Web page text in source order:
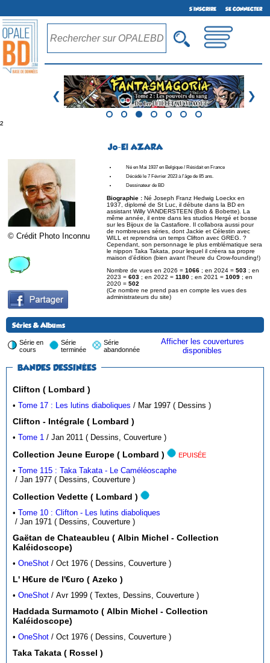
S'INSCRIRE SE CONNECTER
❮ ❯
²
Jo-El AZARA
© Crédit Photo Inconnu
Né en Mai 1937 en Belgique / Résidait en France
Décédé le 7 Février 2023 à l'âge de 85 ans.
Dessinateur de BD
Biographie : Né Joseph Franz Hedwig Loeckx en
1937, diplomé de St Luc, il débute dans la BD en
assistant Willy VANDERSTEEN (Bob & Bobette). La
même année, il entre dans les studios Hergé et bosse
sur les Bijoux de la Castafiore. Il collabora aussi pour
de nombreuses séries, dont Jackie et Célestin avec
WILL et reprendra un temps Clifton avec GREG. ?
Cependant, son personnage le plus emblématique sera
le nippon Taka Takata, pour lequel il créera sa propre
maison d’édition (bien avant l’heure du Crow-founding!)
Nombre de vues en 2026 = 1066 ; en 2024 = 503 ; en
2023 = 603 ; en 2022 = 1180 ; en 2021 = 1009 ; en
2020 = 502
(Ce nombre ne prend pas en compte les vues des
administrateurs du site)
Séries & Albums
Série en
cours
Série
terminée
Série
abandonnée
Afficher les couvertures
disponibles
BANDES DESSINÉES
Clifton ( Lombard )
•Tome 17 : Les lutins diaboliques / Mar 1997 ( Dessins )
Clifton - Intégrale ( Lombard )
•Tome 1 / Jan 2011 ( Dessins, Couverture )
Collection Jeune Europe ( Lombard ) EPUISÉE
•Tome 115 : Taka Takata - Le Caméléoscaphe
/ Jan 1977 ( Dessins, Couverture )
Collection Vedette ( Lombard )
•Tome 10 : Clifton - Les lutins diaboliques
/ Jan 1971 ( Dessins, Couverture )
Gaëtan de Chateaubleu ( Albin Michel - Collection
Kaléidoscope)
•OneShot / Oct 1976 ( Dessins, Couverture )
L' H€ure de l'€uro ( Azeko )
•OneShot / Avr 1999 ( Textes, Dessins, Couverture )
Haddada Surmamoto ( Albin Michel - Collection
Kaléidoscope)
•OneShot / Oct 1976 ( Dessins, Couverture )
Taka Takata ( Rossel )